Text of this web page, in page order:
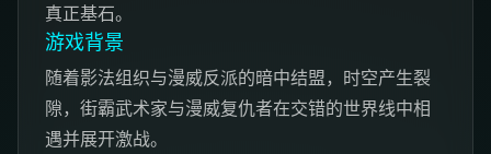
真正基石。
游戏背景
随着影法组织与漫威反派的暗中结盟，时空产生裂
隙，街霸武术家与漫威复仇者在交错的世界线中相
遇并展开激战。